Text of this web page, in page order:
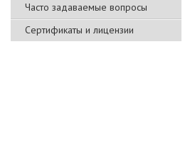
Часто задаваемые вопросы
Сертификаты и лицензии